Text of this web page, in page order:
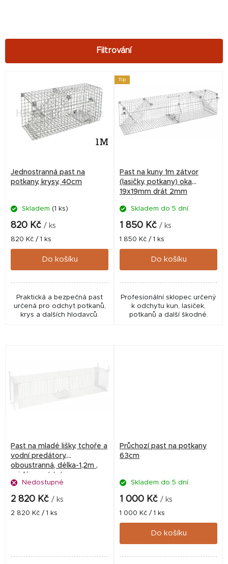
o
Jednostranná past na
potkany, krysy, 40cm
Skladem (1 ks)
820 Kč / ks
Měrná
cena:
820 Kč / 1 ks
Do košíku
Praktická a bezpečná past
určená pro odchyt potkanů,
krys a dalších hlodavců.
Tip
Past na kuny 1m zátvor
(lasičky, potkany) oka
19x19mm drát 2mm
Skladem do 5 dní.
1 850 Kč / ks
Měrná
cena:
1 850 Kč / 1 ks
Do košíku
Profesionální sklopec určený
k odchytu kun, lasiček,
potkanů a další škodné.
Past na mladé lišky, tchoře a
vodní predátory,
oboustranná, délka-1,2m ,
svislé uzavírání
Nedostupné
2 820 Kč / ks
Měrná
2 820 Kč / 1 ks
Průchozí past na potkany
63cm
Skladem do 5 dní.
1 000 Kč / ks
Měrná
cena:
1 000 Kč / 1 ks
Do košíku